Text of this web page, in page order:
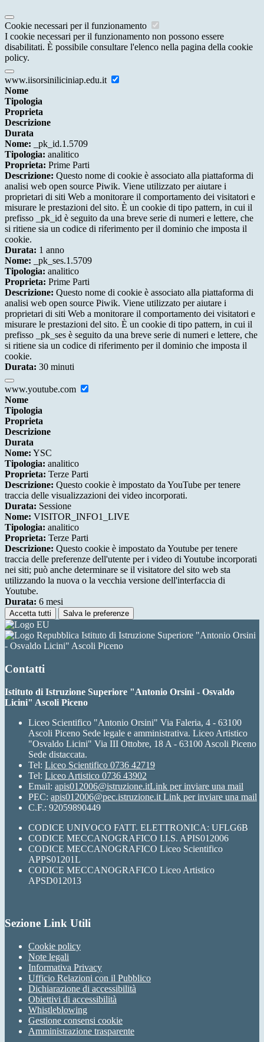
Cookie necessari per il funzionamento
I cookie necessari per il funzionamento non possono essere
disabilitati. È possibile consultare l'elenco nella pagina della cookie
policy.
www.iisorsiniliciniap.edu.it
Nome
Tipologia
Proprieta
Descrizione
Durata
Nome: _pk_id.1.5709
Tipologia: analitico
Proprieta: Prime Parti
Descrizione: Questo nome di cookie è associato alla piattaforma di
analisi web open source Piwik. Viene utilizzato per aiutare i
proprietari di siti Web a monitorare il comportamento dei visitatori e
misurare le prestazioni del sito. È un cookie di tipo pattern, in cui il
prefisso _pk_id è seguito da una breve serie di numeri e lettere, che
si ritiene sia un codice di riferimento per il dominio che imposta il
cookie.
Durata: 1 anno
Nome: _pk_ses.1.5709
Tipologia: analitico
Proprieta: Prime Parti
Descrizione: Questo nome di cookie è associato alla piattaforma di
analisi web open source Piwik. Viene utilizzato per aiutare i
proprietari di siti Web a monitorare il comportamento dei visitatori e
misurare le prestazioni del sito. È un cookie di tipo pattern, in cui il
prefisso _pk_ses è seguito da una breve serie di numeri e lettere, che
si ritiene sia un codice di riferimento per il dominio che imposta il
cookie.
Durata: 30 minuti
www.youtube.com
Nome
Tipologia
Proprieta
Descrizione
Durata
Nome: YSC
Tipologia: analitico
Proprieta: Terze Parti
Descrizione: Questo cookie è impostato da YouTube per tenere
traccia delle visualizzazioni dei video incorporati.
Durata: Sessione
Nome: VISITOR_INFO1_LIVE
Tipologia: analitico
Proprieta: Terze Parti
Descrizione: Questo cookie è impostato da Youtube per tenere
traccia delle preferenze dell'utente per i video di Youtube incorporati
nei siti; può anche determinare se il visitatore del sito web sta
utilizzando la nuova o la vecchia versione dell'interfaccia di
Youtube.
Durata: 6 mesi
Accetta tutti Salva le preferenze
Istituto di Istruzione Superiore "Antonio Orsini
- Osvaldo Licini" Ascoli Piceno
Contatti
Istituto di Istruzione Superiore "Antonio Orsini - Osvaldo
Licini" Ascoli Piceno
Liceo Scientifico "Antonio Orsini" Via Faleria, 4 - 63100
Ascoli Piceno Sede legale e amministrativa. Liceo Artistico
"Osvaldo Licini" Via III Ottobre, 18 A - 63100 Ascoli Piceno
Sede distaccata.
Tel: Liceo Scientifico 0736 42719
Tel: Liceo Artistico 0736 43902
Email: apis012006@istruzione.itLink per inviare una mail
PEC: apis012006@pec.istruzione.it Link per inviare una mail
C.F.: 92059890449
CODICE UNIVOCO FATT. ELETTRONICA: UFLG6B
CODICE MECCANOGRAFICO I.I.S. APIS012006
CODICE MECCANOGRAFICO Liceo Scientifico
APPS01201L
CODICE MECCANOGRAFICO Liceo Artistico
APSD012013
Sezione Link Utili
Cookie policy
Note legali
Informativa Privacy
Ufficio Relazioni con il Pubblico
Dichiarazione di accessibilità
Obiettivi di accessibilità
Whistleblowing
Gestione consensi cookie
Amministrazione trasparente